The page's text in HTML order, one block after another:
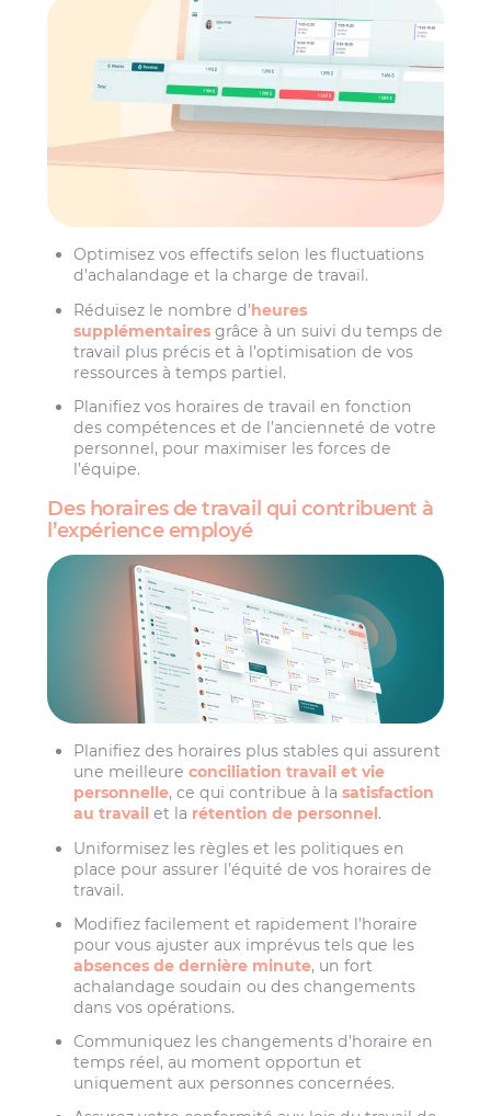
Optimisez vos effectifs selon les fluctuations
d’achalandage et la charge de travail.
Réduisez le nombre d’heures
supplémentaires grâce à un suivi du temps de
travail plus précis et à l’optimisation de vos
ressources à temps partiel.
Planifiez vos horaires de travail en fonction
des compétences et de l’ancienneté de votre
personnel, pour maximiser les forces de
l’équipe.
Des horaires de travail qui contribuent à
l’expérience employé
Planifiez des horaires plus stables qui assurent
une meilleureconciliation travail et vie
personnelle, ce qui contribue à lasatisfaction
au travail et la rétention de personnel .
Uniformisez les règles et les politiques en
place pour assurer l’équité de vos horaires de
travail.
Modifiez facilement et rapidement l’horaire
pour vous ajuster aux imprévus tels que les
absences de dernière minute, un fort
achalandage soudain ou des changements
dans vos opérations.
Communiquez les changements d’horaire en
temps réel, au moment opportun et
uniquement aux personnes concernées.